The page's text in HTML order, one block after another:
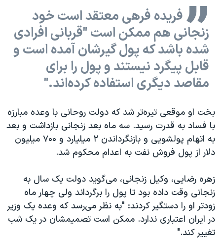
فریده فرهی معتقد است خود
زنجانی هم ممکن است "قربانی افرادی
شده باشد که پول گیرشان آمده است و
قابل پیگرد نیستند و پول را برای
مقاصد دیگری استفاده کرده‌اند."
بخت او موقعی تیره‌تر شد که دولت روحانی با وعده مبارزه
با فساد به قدرت رسید. سه ماه بعد زنجانی بازداشت و بعد
به اتهام پولشویی و بازنگرداندن ۲ میلیارد و ۷۰۰ میلیون
دلار از پول فروش نفت به اعدام محکوم شد.
زهره رضایی، وکیل زنجانی، می‌گوید دولت یک سال به
زنجانی وقت داده بود تا پول را برگرداند ولی چهار ماه
زود‌تر او را دستگیر کردند: "به نظر می‌رسد که وعده یک وزیر
در ایران اعتباری ندارد. ممکن است تصمیمشان در یک شب
تغییر کند."